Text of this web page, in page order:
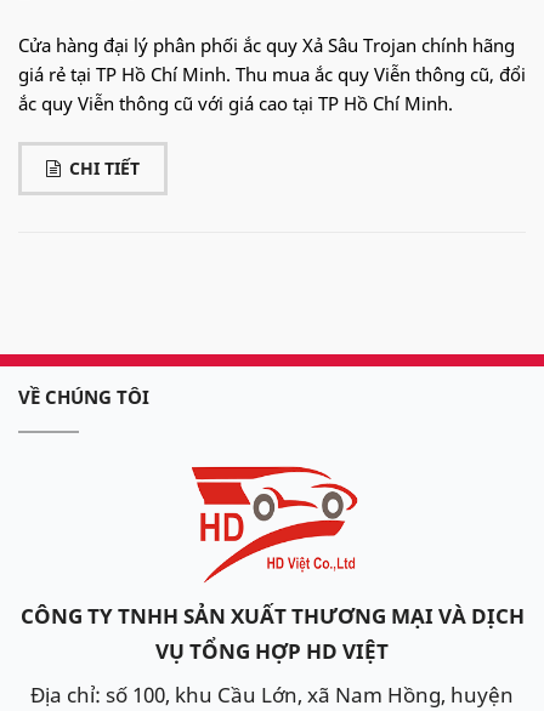
Cửa hàng đại lý phân phối ắc quy Xả Sâu Trojan chính hãng
giá rẻ tại TP Hồ Chí Minh. Thu mua ắc quy Viễn thông cũ, đổi
ắc quy Viễn thông cũ với giá cao tại TP Hồ Chí Minh.
CHI TIẾT
VỀ CHÚNG TÔI
CÔNG TY TNHH SẢN XUẤT THƯƠNG MẠI VÀ DỊCH
VỤ TỔNG HỢP HD VIỆT
Địa chỉ: số 100, khu Cầu Lớn, xã Nam Hồng, huyện